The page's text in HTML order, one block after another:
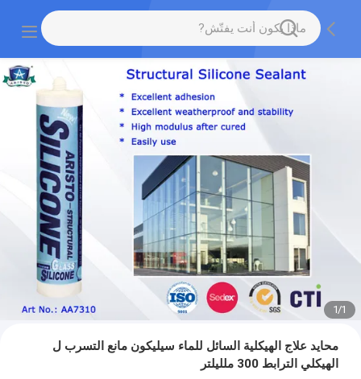
1
/
1
محايد علاج الهيكلية السائل للماء سيليكون مانع التسرب ل
الهيكلي الترابط 300 ملليلتر